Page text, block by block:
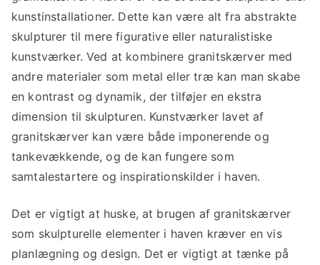
kunstinstallationer. Dette kan være alt fra abstrakte
skulpturer til mere figurative eller naturalistiske
kunstværker. Ved at kombinere granitskærver med
andre materialer som metal eller træ kan man skabe
en kontrast og dynamik, der tilføjer en ekstra
dimension til skulpturen. Kunstværker lavet af
granitskærver kan være både imponerende og
tankevækkende, og de kan fungere som
samtalestartere og inspirationskilder i haven.
Det er vigtigt at huske, at brugen af granitskærver
som skulpturelle elementer i haven kræver en vis
planlægning og design. Det er vigtigt at tænke på